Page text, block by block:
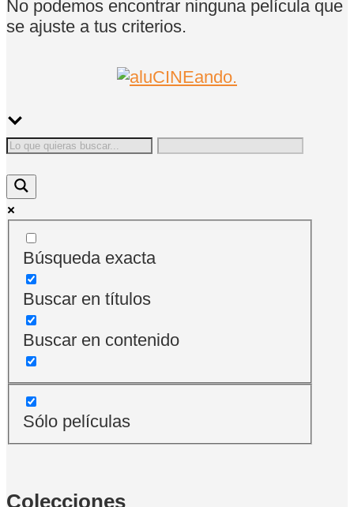
No podemos encontrar ninguna película que
se ajuste a tus criterios.
Búsqueda exacta
Buscar en títulos
Buscar en contenido
Sólo películas
Colecciones